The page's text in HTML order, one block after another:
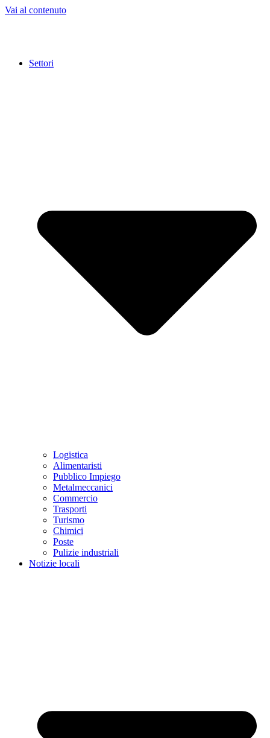
Vai al contenuto
Settori
Logistica
Alimentaristi
Pubblico Impiego
Metalmeccanici
Commercio
Trasporti
Turismo
Chimici
Poste
Pulizie industriali
Notizie locali